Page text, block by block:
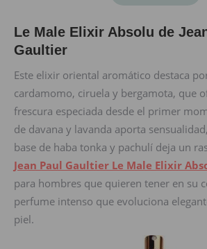
Le Male Elixir Absolu de
Gaultier
Este elixir oriental aromático destaca
cardamomo, ciruela y bergamota, que
frescura especiada desde el primer
de davana y lavanda aporta
base de haba tonka y pachulí deja un
Jean Paul Gaultier Le Male Elixir
para hombres que quieren tener en su
perfume intenso que evoluciona
piel.